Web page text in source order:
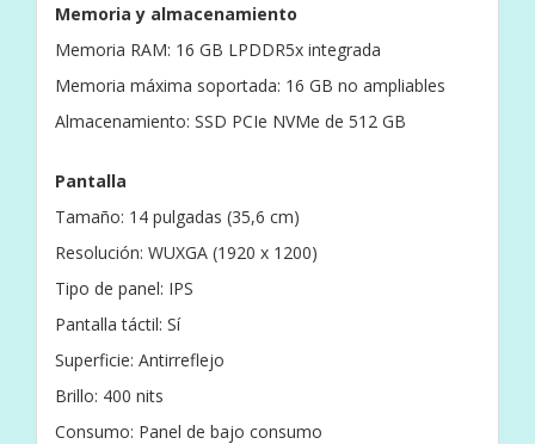
Memoria y almacenamiento
Memoria RAM: 16 GB LPDDR5x integrada
Memoria máxima soportada: 16 GB no ampliables
Almacenamiento: SSD PCIe NVMe de 512 GB
Pantalla
Tamaño: 14 pulgadas (35,6 cm)
Resolución: WUXGA (1920 x 1200)
Tipo de panel: IPS
Pantalla táctil: Sí
Superficie: Antirreflejo
Brillo: 400 nits
Consumo: Panel de bajo consumo